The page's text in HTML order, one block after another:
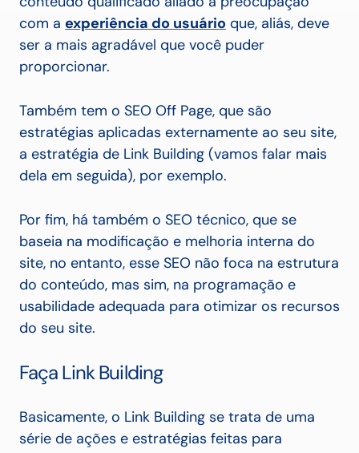
com a experiência do usuário que, aliás, deve
ser a mais agradável que você puder
proporcionar.
Também tem o SEO Off Page, que são
estratégias aplicadas externamente ao seu site,
a estratégia de Link Building (vamos falar mais
dela em seguida), por exemplo.
Por fim, há também o SEO técnico, que se
baseia na modificação e melhoria interna do
site, no entanto, esse SEO não foca na estrutura
do conteúdo, mas sim, na programação e
usabilidade adequada para otimizar os recursos
do seu site.
Faça Link Building
Basicamente, o Link Building se trata de uma
série de ações e estratégias feitas para